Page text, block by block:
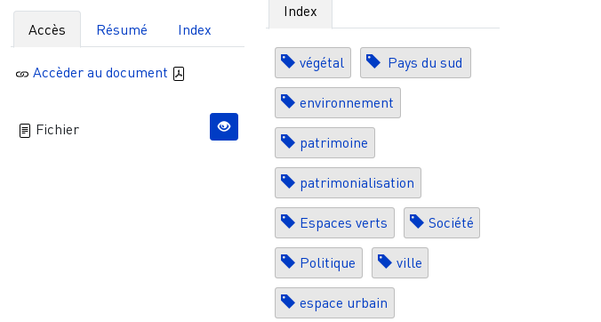
Accès Résumé Index
Accèder au document
Fichier
Index
végétal Pays du sud
environnement
patrimoine
patrimonialisation
Espaces verts Société
Politique ville
espace urbain